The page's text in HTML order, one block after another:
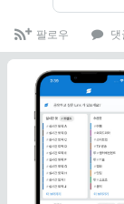
팔로우 댓